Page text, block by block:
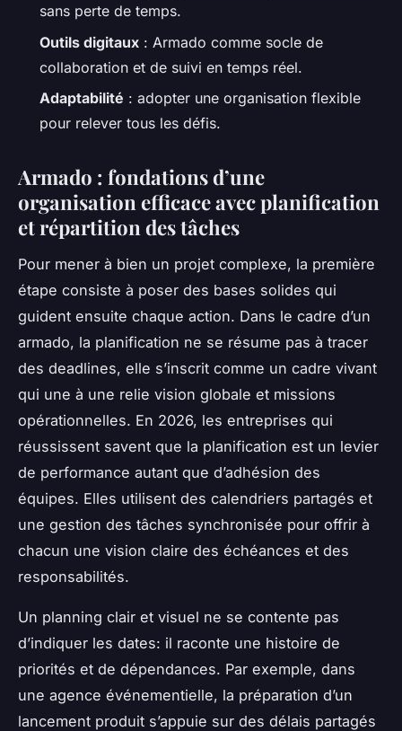
sans perte de temps.
Outils digitaux : Armado comme socle de
collaboration et de suivi en temps réel.
Adaptabilité : adopter une organisation flexible
pour relever tous les défis.
Armado : fondations d’une
organisation efficace avec planification
et répartition des tâches
Pour mener à bien un projet complexe, la première
étape consiste à poser des bases solides qui
guident ensuite chaque action. Dans le cadre d’un
armado, la planification ne se résume pas à tracer
des deadlines, elle s’inscrit comme un cadre vivant
qui une à une relie vision globale et missions
opérationnelles. En 2026, les entreprises qui
réussissent savent que la planification est un levier
de performance autant que d’adhésion des
équipes. Elles utilisent des calendriers partagés et
une gestion des tâches synchronisée pour offrir à
chacun une vision claire des échéances et des
responsabilités.
Un planning clair et visuel ne se contente pas
d’indiquer les dates: il raconte une histoire de
priorités et de dépendances. Par exemple, dans
une agence événementielle, la préparation d’un
lancement produit s’appuie sur des délais partagés